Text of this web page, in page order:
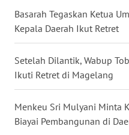
Basarah Tegaskan Ketua
Kepala Daerah Ikut Retret
Setelah Dilantik, Wabup
Ikuti Retret di Magelang
Menkeu Sri Mulyani Minta
Biayai Pembangunan di
WN
MALUT
WN
DAIRI
WN
DANAU
TOBA